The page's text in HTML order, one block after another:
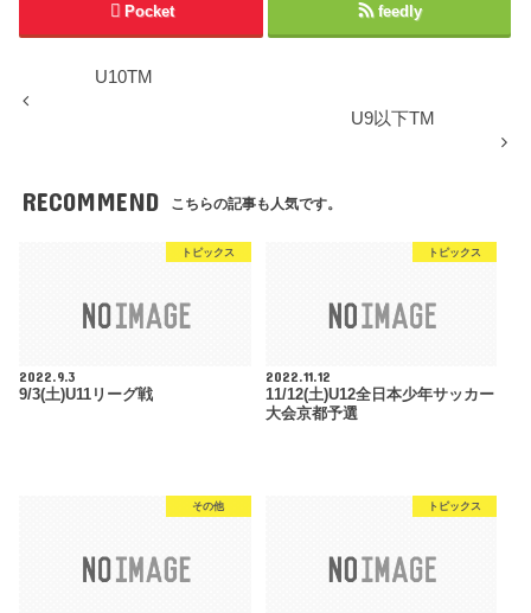
Pocket feedly
U10TM
U9以下TM
RECOMMEND こちらの記事も人気です。
トピックス
2022.9.3
9/3(土)U11リーグ戦
トピックス
2022.11.12
11/12(土)U12全日本少年サッカー
大会京都予選
その他 トピックス